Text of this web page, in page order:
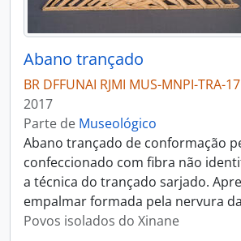
Abano trançado
BR DFFUNAI RJMI MUS-MNPI-TRA-
2017
Parte de Museológico
Abano trançado de conformação
confeccionado com fibra não
a técnica do trançado sarjado.
empalmar formada pela nervura
Povos isolados do Xinane